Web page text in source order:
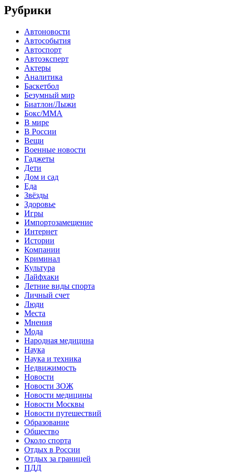
Рубрики
Автоновости
Автособытия
Автоспорт
Автоэксперт
Актеры
Аналитика
Баскетбол
Безумный мир
Биатлон/Лыжи
Бокс/MMA
В мире
В России
Вещи
Военные новости
Гаджеты
Дети
Дом и сад
Еда
Звёзды
Здоровье
Игры
Импортозамещение
Интернет
Истории
Компании
Криминал
Культура
Лайфхаки
Летние виды спорта
Личный счет
Люди
Места
Мнения
Мода
Народная медицина
Наука
Наука и техника
Недвижимость
Новости
Новости ЗОЖ
Новости медицины
Новости Москвы
Новости путешествий
Образование
Общество
Около спорта
Отдых в России
Отдых за границей
ПДД